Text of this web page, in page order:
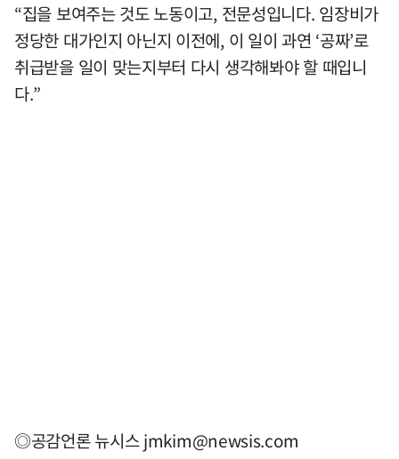
“집을 보여주는 것도 노동이고, 전문성입니다. 임장비가
정당한 대가인지 아닌지 이전에, 이 일이 과연 ‘공짜’로
취급받을 일이 맞는지부터 다시 생각해봐야 할 때입니
다.”
◎공감언론 뉴시스jmkim@newsis.com